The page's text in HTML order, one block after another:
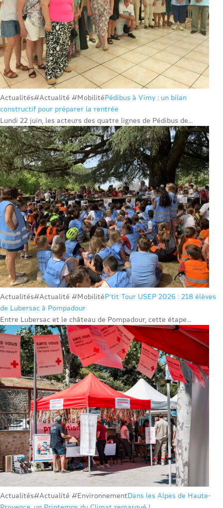
Actualités#Actualité #MobilitéPédibus à Vimy : un bilan
constructif pour préparer la rentrée
Lundi 22 juin, les acteurs des quatre lignes de Pédibus de...
Actualités#Actualité #MobilitéP’tit Tour USEP 2026 : 218 élèves
de Lubersac à Pompadour
Entre Lubersac et le château de Pompadour, cette étape...
Actualités#Actualité #EnvironnementDans les Alpes de Haute-